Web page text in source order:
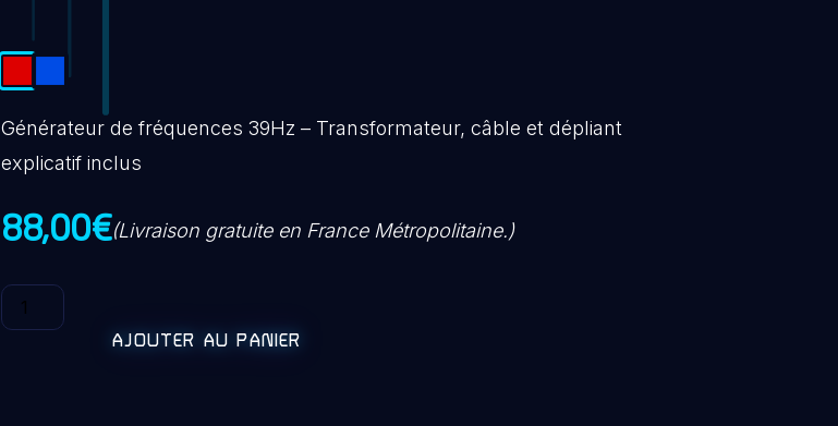
Générateur de fréquences 39Hz – Transformateur, câble et dépliant
explicatif inclus
88,00€(Livraison gratuite en France Métropolitaine.)
AJOUTER AU PANIER